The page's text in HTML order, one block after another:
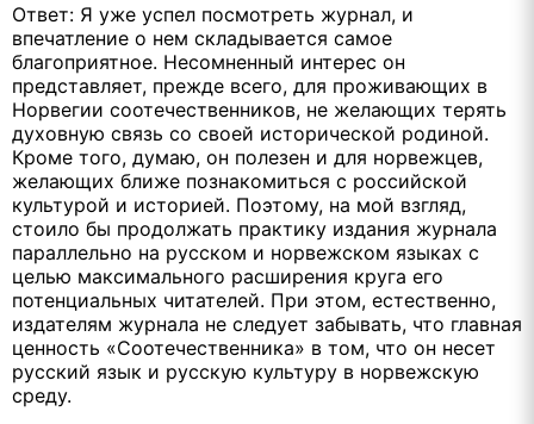
Ответ: Я уже успел посмотреть журнал, и
впечатление о нем складывается самое
благоприятное. Несомненный интерес он
представляет, прежде всего, для проживающих в
Норвегии соотечественников, не желающих терять
духовную связь со своей исторической родиной.
Кроме того, думаю, он полезен и для норвежцев,
желающих ближе познакомиться с российской
культурой и историей. Поэтому, на мой взгляд,
стоило бы продолжать практику издания журнала
параллельно на русском и норвежском языках с
целью максимального расширения круга его
потенциальных читателей. При этом, естественно,
издателям журнала не следует забывать, что главная
ценность «Соотечественника» в том, что он несет
русский язык и русскую культуру в норвежскую
среду.